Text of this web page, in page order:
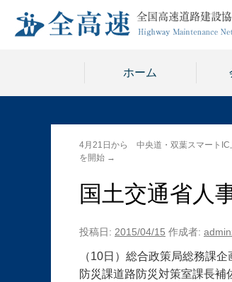
ホーム
4月21日から 中央道・双葉スマート
を開始 →
国土交通省人
投稿日: 2015/04/15 作成者:
（10日）総合政策局総務課
防災課道路防災対策室課長